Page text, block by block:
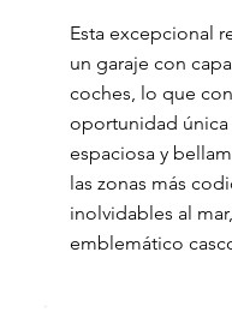
Esta excepcional
un garaje con
coches, lo que
oportunidad única
espaciosa y
las zonas más
inolvidables al
emblemático